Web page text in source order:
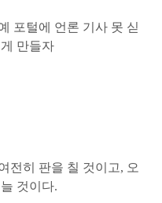
포털에 언론 기사 못 싣
만들자
전히 판을 칠 것이고, 오
것이다.